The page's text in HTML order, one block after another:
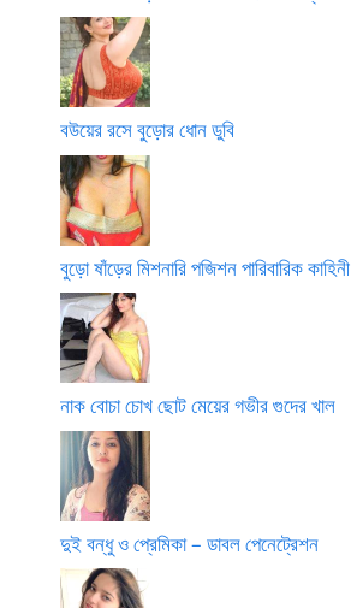
বউয়ের রসে বুড়োর ধোন ডুবি
বুড়ো ষাঁড়ের মিশনারি পজিশন পারিবারিক কাহিনী
নাক বোচা চোখ ছোট মেয়ের গভীর গুদের খাল
দুই বন্ধু ও প্রেমিকা – ডাবল পেনেট্রেশন